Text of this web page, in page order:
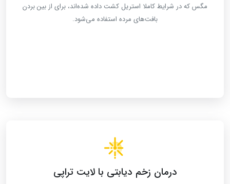
مگس که در شرایط کاملا استریل کشت داده شده‌اند، برای از بین بردن
بافت‌های مرده استفاده می‌شود.
درمان زخم دیابتی با لایت تراپی